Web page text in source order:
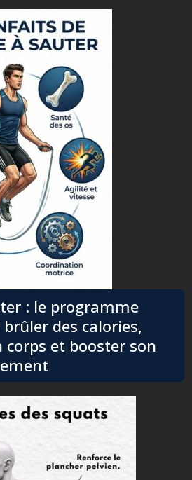
: le programme
des calories,
corps et booster son